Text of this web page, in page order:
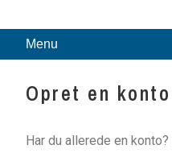
Menu
Opret en konto
Har du allerede en konto?